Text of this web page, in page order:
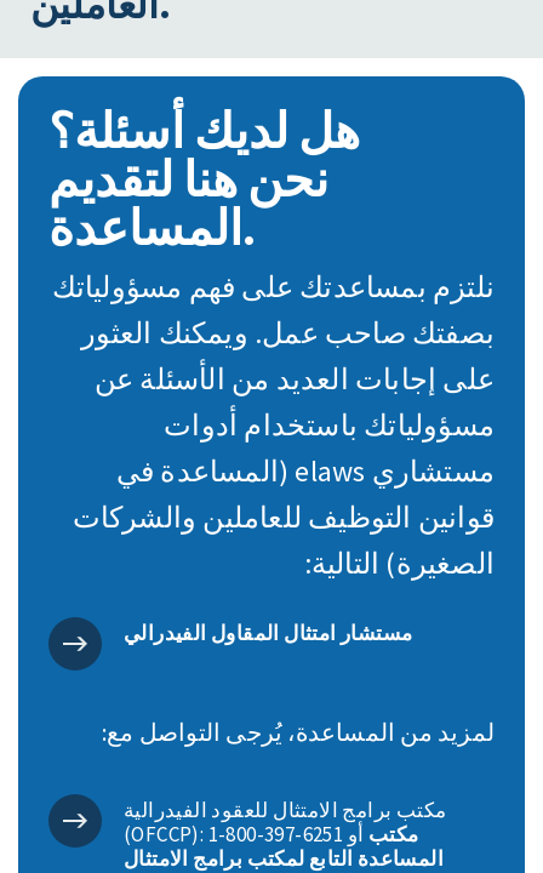
هل لديك أسئلة؟
نحن هنا لتقديم
المساعدة.
نلتزم بمساعدتك على فهم مسؤولياتك
بصفتك صاحب عمل. ويمكنك العثور
على إجابات العديد من الأسئلة عن
مسؤولياتك باستخدام أدوات
مستشاري elaws (المساعدة في
قوانين التوظيف للعاملين والشركات
الصغيرة) التالية:
مستشار امتثال المقاول الفيدرالي
لمزيد من المساعدة، يُرجى التواصل مع:
مكتب برامج الامتثال للعقود الفيدرالية
مكتب
المساعدة التابع لمكتب برامج الامتثال